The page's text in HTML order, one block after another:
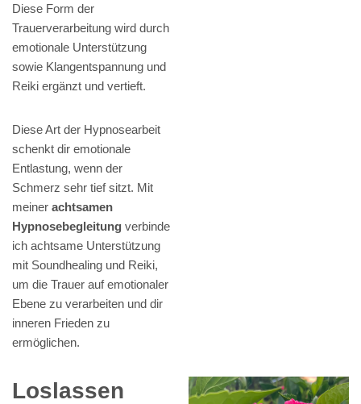
Diese Form der
Trauerverarbeitung wird durch
emotionale Unterstützung
sowie Klangentspannung und
Reiki ergänzt und vertieft.
Diese Art der Hypnosearbeit
schenkt dir emotionale
Entlastung, wenn der
Schmerz sehr tief sitzt. Mit
meiner achtsamen
Hypnosebegleitung verbinde
ich achtsame Unterstützung
mit Soundhealing und Reiki,
um die Trauer auf emotionaler
Ebene zu verarbeiten und dir
inneren Frieden zu
ermöglichen.
Loslassen